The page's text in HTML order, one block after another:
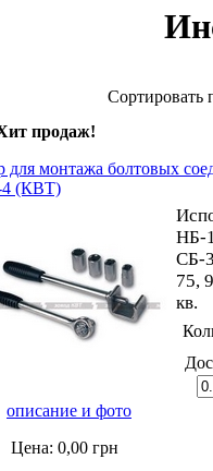
продаж!
для монтажа болтовых
(КВТ)
описание и фото
Цена: 0,00грн
НБ-
СБ-
75,
кв.